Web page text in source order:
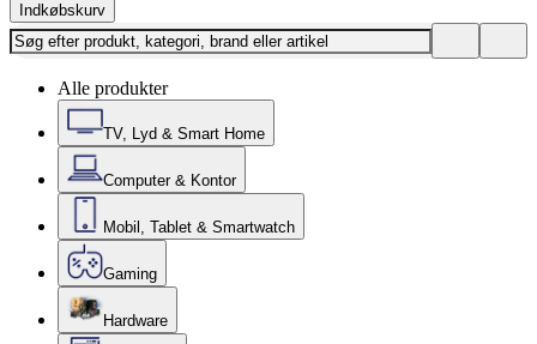
Indkøbskurv
Alle produkter
TV, Lyd & Smart Home
Computer & Kontor
Mobil, Tablet & Smartwatch
Gaming
Hardware